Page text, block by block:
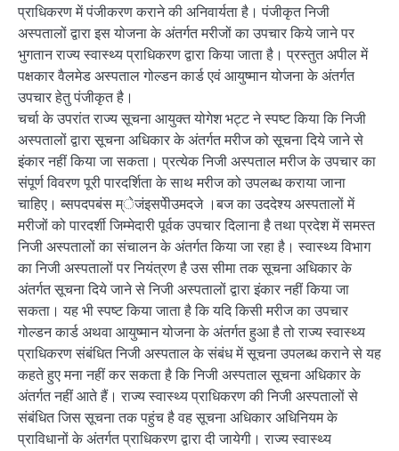
प्राधिकरण में पंजीकरण कराने की अनिवार्यता है। पंजीकृत निजी
अस्पतालों द्वारा इस योजना के अंतर्गत मरीजों का उपचार किये जाने पर
भुगतान राज्य स्वास्थ्य प्राधिकरण द्वारा किया जाता है। प्रस्तुत अपील में
पक्षकार वैलमेड अस्पताल गोल्डन कार्ड एवं आयुष्मान योजना के अंतर्गत
उपचार हेतु पंजीकृत है।
चर्चा के उपरांत राज्य सूचना आयुक्त योगेश भट्ट ने स्पष्ट किया कि निजी
अस्पतालों द्वारा सूचना अधिकार के अंतर्गत मरीज को सूचना दिये जाने से
इंकार नहीं किया जा सकता। प्रत्येक निजी अस्पताल मरीज के उपचार का
संपूर्ण विवरण पूरी पारदर्शिता के साथ मरीज को उपलब्ध कराया जाना
चाहिए। ब्सपदपबंस म्ेजंइसपेीउमदजे ।बज का उददेश्य अस्पतालों में
मरीजों को पारदर्शी जिम्मेदारी पूर्वक उपचार दिलाना है तथा प्रदेश में समस्त
निजी अस्पतालों का संचालन के अंतर्गत किया जा रहा है। स्वास्थ्य विभाग
का निजी अस्पतालों पर नियंत्रण है उस सीमा तक सूचना अधिकार के
अंतर्गत सूचना दिये जाने से निजी अस्पतालों द्वारा इंकार नहीं किया जा
सकता। यह भी स्पष्ट किया जाता है कि यदि किसी मरीज का उपचार
गोल्डन कार्ड अथवा आयुष्मान योजना के अंतर्गत हुआ है तो राज्य स्वास्थ्य
प्राधिकरण संबंधित निजी अस्पताल के संबंध में सूचना उपलब्ध कराने से यह
कहते हुए मना नहीं कर सकता है कि निजी अस्पताल सूचना अधिकार के
अंतर्गत नहीं आते हैं। राज्य स्वास्थ्य प्राधिकरण की निजी अस्पतालों से
संबंधित जिस सूचना तक पहुंच है वह सूचना अधिकार अधिनियम के
प्राविधानों के अंतर्गत प्राधिकरण द्वारा दी जायेगी। राज्य स्वास्थ्य